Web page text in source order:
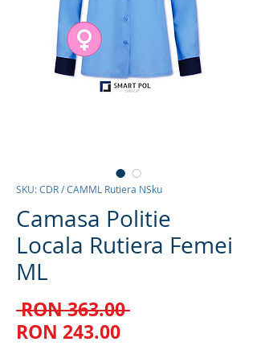
SKU: CDR / CAMML Rutiera NSku
Camasa Politie
Locala Rutiera Femei
ML
RON 363.00 Regular
RON 243.00Sale